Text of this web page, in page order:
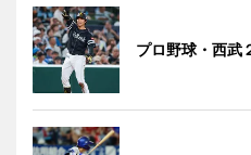
プロ野球・西武